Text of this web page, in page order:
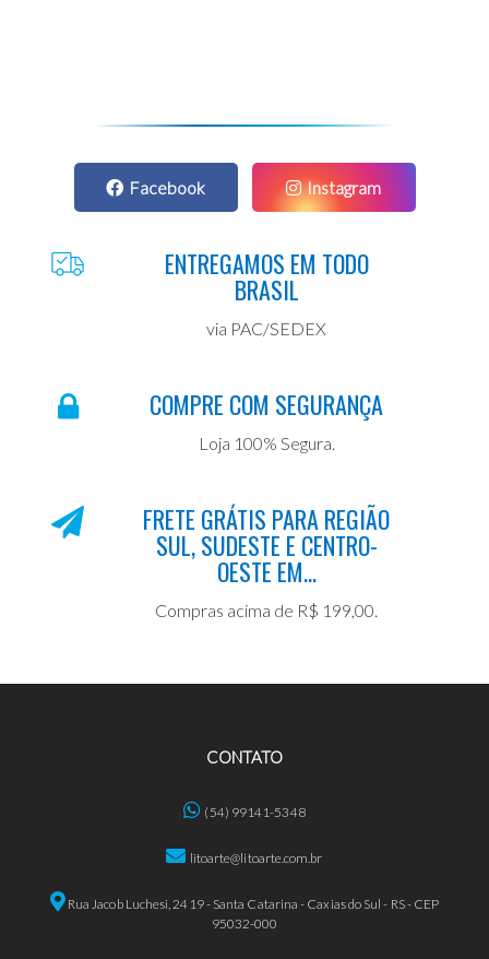
Facebook Instagram
ENTREGAMOS EM TODO
BRASIL
via PAC/SEDEX
COMPRE COM SEGURANÇA
Loja 100% Segura.
FRETE GRÁTIS PARA REGIÃO
SUL, SUDESTE E CENTRO-
OESTE EM...
Compras acima de R$ 199,00.
CONTATO
(54) 99141-5348
litoarte@litoarte.com.br
Rua Jacob Luchesi, 2419 - Santa Catarina - Caxias do Sul - RS - CEP
95032-000